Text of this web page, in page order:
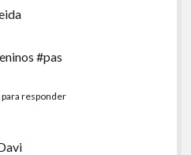
#pas
responder